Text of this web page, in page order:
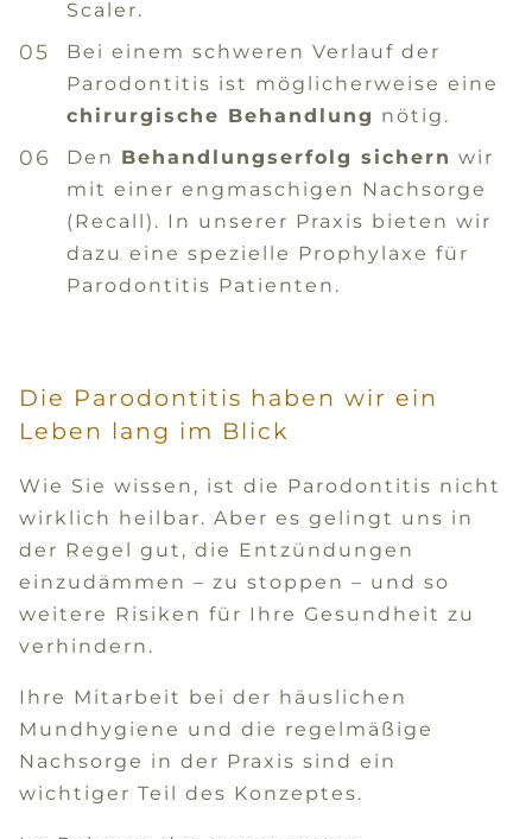
Scaler.
Bei einem schweren Verlauf der
Parodontitis ist möglicherweise eine
chirurgische Behandlung nötig.
Den Behandlungserfolg sichern wir
mit einer engmaschigen Nachsorge
(Recall). In unserer Praxis bieten wir
dazu eine spezielle Prophylaxe für
Parodontitis Patienten.
Die Parodontitis haben wir ein
Leben lang im Blick
Wie Sie wissen, ist die Parodontitis nicht
wirklich heilbar. Aber es gelingt uns in
der Regel gut, die Entzündungen
einzudämmen – zu stoppen – und so
weitere Risiken für Ihre Gesundheit zu
verhindern.
Ihre Mitarbeit bei der häuslichen
Mundhygiene und die regelmäßige
Nachsorge in der Praxis sind ein
wichtiger Teil des Konzeptes.